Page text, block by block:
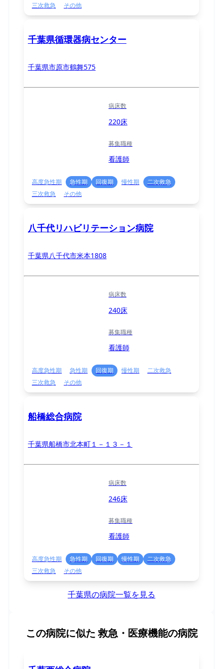
三次救急
その他
千葉県循環器病センター
千葉県市原市鶴舞575
病床数
220床
募集職種
看護師
高度急性期 急性期 回復期 慢性期
二次救急
三次救急
その他
八千代リハビリテーション病院
千葉県八千代市米本1808
病床数
240床
募集職種
看護師
高度急性期 急性期 回復期 慢性期
二次救急
三次救急
その他
船橋総合病院
千葉県船橋市北本町１－１３－１
病床数
246床
募集職種
看護師
高度急性期 急性期 回復期 慢性期
二次救急
三次救急
その他
千葉県の病院一覧を見る
この病院に似た 救急・医療機能の病院